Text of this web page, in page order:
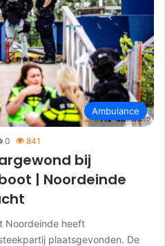
Ambulance
0 841
bij
| Noordeinde
Noordeinde heeft
plaatsgevonden. De